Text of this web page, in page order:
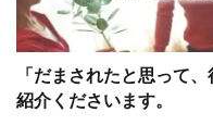
「だまされたと思って
紹介くださいます。